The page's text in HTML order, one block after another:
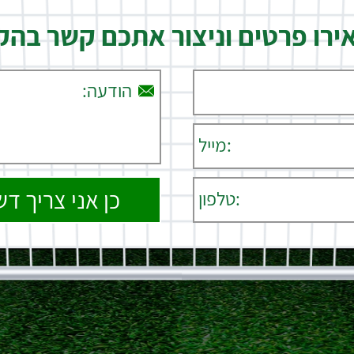
פרטים וניצור אתכם קשר